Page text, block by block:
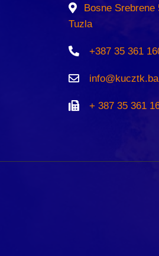
Bosne Srebrene
Tuzla
+387 35 361
info@kucztk.ba
+ 387 35 361